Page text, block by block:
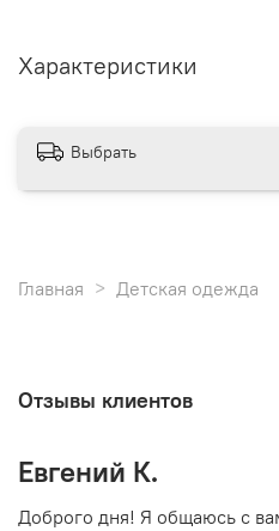
Характеристики
Выбрать
Главная Детская одежда
Отзывы клиентов
Евгений К.
Доброго дня! Я общаюсь с